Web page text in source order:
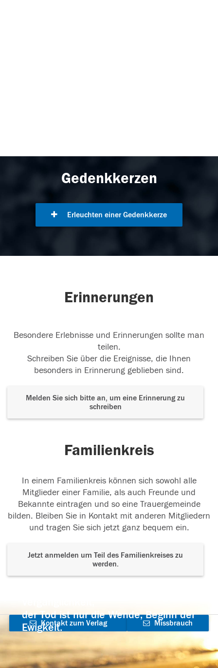
Gedenkkerzen
Erleuchten einer Gedenkkerze
Erinnerungen
Besondere Erlebnisse und Erinnerungen sollte man
teilen.
Schreiben Sie über die Ereignisse, die Ihnen
besonders in Erinnerung geblieben sind.
Melden Sie sich bitte an, um eine Erinnerung zu
schreiben
Familienkreis
In einem Familienkreis können sich sowohl alle
Mitglieder einer Familie, als auch Freunde und
Bekannte eintragen und so eine Trauergemeinde
bilden. Bleiben Sie in Kontakt mit anderen Mitgliedern
und tragen Sie sich jetzt ganz bequem ein.
Jetzt anmelden um Teil des Familienkreises zu
werden.
der Tod ist nur die Wende, Beginn der
Ewigkeit.
Kontakt zum Verlag
aufnehmen
Missbrauch